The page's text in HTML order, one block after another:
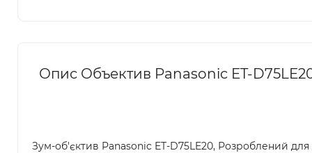
Опис Объектив Panasonic ET-
Зум-об'єктив Panasonic ET-D75LE20, Розроблений